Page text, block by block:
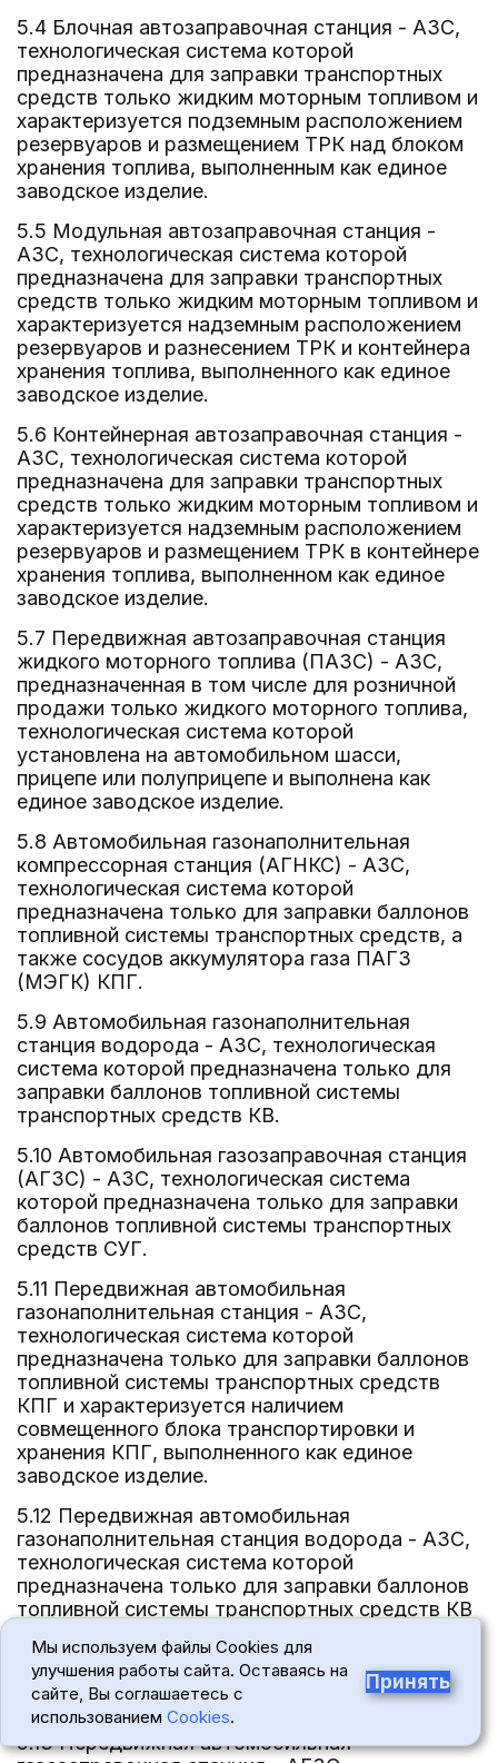
5.4 Блочная автозаправочная станция - АЗС,
технологическая система которой
предназначена для заправки транспортных
средств только жидким моторным топливом и
характеризуется подземным расположением
резервуаров и размещением ТРК над блоком
хранения топлива, выполненным как единое
заводское изделие.
5.5 Модульная автозаправочная станция -
АЗС, технологическая система которой
предназначена для заправки транспортных
средств только жидким моторным топливом и
характеризуется надземным расположением
резервуаров и разнесением ТРК и контейнера
хранения топлива, выполненного как единое
заводское изделие.
5.6 Контейнерная автозаправочная станция -
АЗС, технологическая система которой
предназначена для заправки транспортных
средств только жидким моторным топливом и
характеризуется надземным расположением
резервуаров и размещением ТРК в контейнере
хранения топлива, выполненном как единое
заводское изделие.
5.7 Передвижная автозаправочная станция
жидкого моторного топлива (ПАЗС) - АЗС,
предназначенная в том числе для розничной
продажи только жидкого моторного топлива,
технологическая система которой
установлена на автомобильном шасси,
прицепе или полуприцепе и выполнена как
единое заводское изделие.
5.8 Автомобильная газонаполнительная
компрессорная станция (АГНКС) - АЗС,
технологическая система которой
предназначена только для заправки баллонов
топливной системы транспортных средств, а
также сосудов аккумулятора газа ПАГЗ
(МЭГК) КПГ.
5.9 Автомобильная газонаполнительная
станция водорода - АЗС, технологическая
система которой предназначена только для
заправки баллонов топливной системы
транспортных средств КВ.
5.10 Автомобильная газозаправочная станция
(АГЗС) - АЗС, технологическая система
которой предназначена только для заправки
баллонов топливной системы транспортных
средств СУГ.
5.11 Передвижная автомобильная
газонаполнительная станция - АЗС,
технологическая система которой
предназначена только для заправки баллонов
топливной системы транспортных средств
КПГ и характеризуется наличием
совмещенного блока транспортировки и
хранения КПГ, выполненного как единое
заводское изделие.
5.12 Передвижная автомобильная
газонаполнительная станция водорода - АЗС,
технологическая система которой
предназначена только для заправки баллонов
топливной системы транспортных средств КВ
блока транспортировки, хранения и выдачи
(заправки) КВ, выполненного как единое
заводское изделие.
5.13 Передвижная автомобильная
Мы используем файлы Cookies для
улучшения работы сайта. Оставаясь на
сайте, Вы соглашаетесь с
использованием Cookies.
Принять